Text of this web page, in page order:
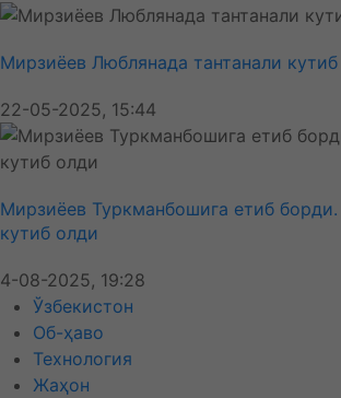
Мирзиёев Люблянада тантанали
22-05-2025, 15:44
Мирзиёев Туркманбошига етиб борди.
кутиб олди
4-08-2025, 19:28
Ўзбекистон
Об-ҳаво
Технология
Жаҳон